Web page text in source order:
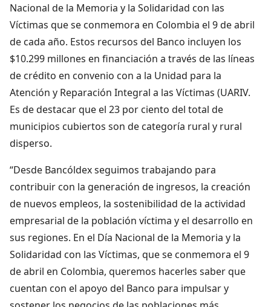
Nacional de la Memoria y la Solidaridad con las
Víctimas que se conmemora en Colombia el 9 de abril
de cada año. Estos recursos del Banco incluyen los
$10.299 millones en financiación a través de las líneas
de crédito en convenio con a la Unidad para la
Atención y Reparación Integral a las Víctimas (UARIV.
Es de destacar que el 23 por ciento del total de
municipios cubiertos son de categoría rural y rural
disperso.
“Desde Bancóldex seguimos trabajando para
contribuir con la generación de ingresos, la creación
de nuevos empleos, la sostenibilidad de la actividad
empresarial de la población víctima y el desarrollo en
sus regiones. En el Día Nacional de la Memoria y la
Solidaridad con las Víctimas, que se conmemora el 9
de abril en Colombia, queremos hacerles saber que
cuentan con el apoyo del Banco para impulsar y